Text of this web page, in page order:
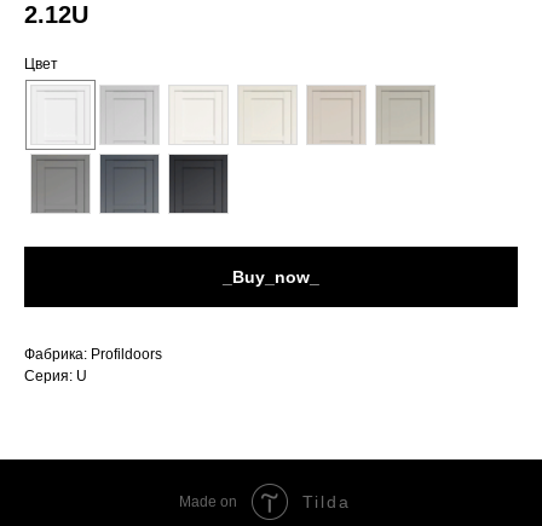
2.12U
Цвет
_Buy_now_
Фабрика: Profildoors
Серия: U
Made on Tilda